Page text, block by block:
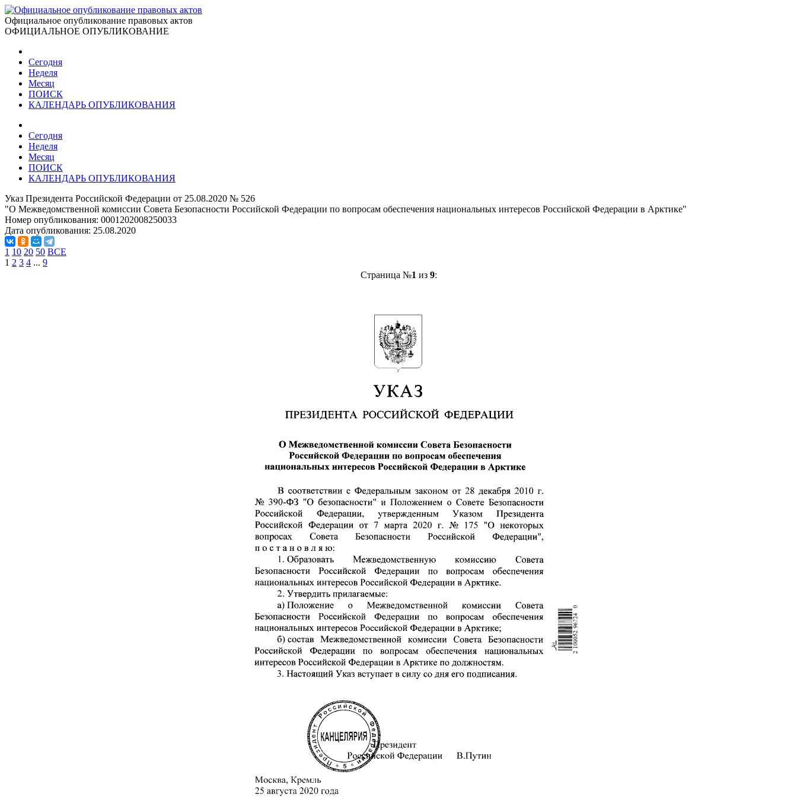
Официальное опубликование правовых актов
ОФИЦИАЛЬНОЕ ОПУБЛИКОВАНИЕ
Сегодня
Неделя
Месяц
ПОИСК
КАЛЕНДАРЬ ОПУБЛИКОВАНИЯ
Сегодня
Неделя
Месяц
ПОИСК
КАЛЕНДАРЬ ОПУБЛИКОВАНИЯ
Указ Президента Российской Федерации от 25.08.2020 № 526
"О Межведомственной комиссии Совета Безопасности Российской Федерации по вопросам обеспечения национальных интересов Российской Федерации в Арктике"
Номер опубликования: 0001202008250033
Дата опубликования: 25.08.2020
1 10 20 50 ВСЕ
1 2 3 4 ... 9
Страница №1 из 9: